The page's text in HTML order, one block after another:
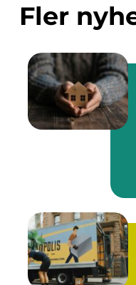
Fler